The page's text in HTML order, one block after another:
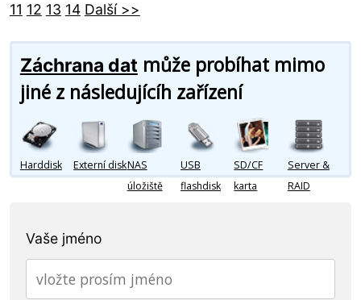
11 12 13 14 Další >>
Záchrana datmůže probíhat mimo
jiné z následujícíh zařízení
Harddisk Externí diskNAS
úložiště
USB
flashdisk
SD/CF
karta
Server &
RAID
Vaše jméno